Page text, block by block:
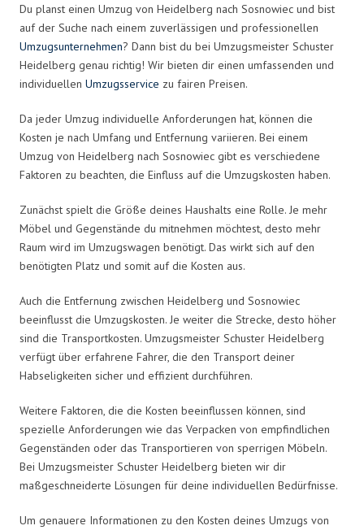
Du planst einen Umzug von Heidelberg nach Sosnowiec und bist
auf der Suche nach einem zuverlässigen und professionellen
Umzugsunternehmen? Dann bist du bei Umzugsmeister Schuster
Heidelberg genau richtig! Wir bieten dir einen umfassenden und
individuellen Umzugsservice zu fairen Preisen.
Da jeder Umzug individuelle Anforderungen hat, können die
Kosten je nach Umfang und Entfernung variieren. Bei einem
Umzug von Heidelberg nach Sosnowiec gibt es verschiedene
Faktoren zu beachten, die Einfluss auf die Umzugskosten haben.
Zunächst spielt die Größe deines Haushalts eine Rolle. Je mehr
Möbel und Gegenstände du mitnehmen möchtest, desto mehr
Raum wird im Umzugswagen benötigt. Das wirkt sich auf den
benötigten Platz und somit auf die Kosten aus.
Auch die Entfernung zwischen Heidelberg und Sosnowiec
beeinflusst die Umzugskosten. Je weiter die Strecke, desto höher
sind die Transportkosten. Umzugsmeister Schuster Heidelberg
verfügt über erfahrene Fahrer, die den Transport deiner
Habseligkeiten sicher und effizient durchführen.
Weitere Faktoren, die die Kosten beeinflussen können, sind
spezielle Anforderungen wie das Verpacken von empfindlichen
Gegenständen oder das Transportieren von sperrigen Möbeln.
Bei Umzugsmeister Schuster Heidelberg bieten wir dir
maßgeschneiderte Lösungen für deine individuellen Bedürfnisse.
Um genauere Informationen zu den Kosten deines Umzugs von